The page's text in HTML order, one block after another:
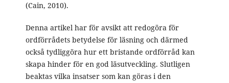
(Cain, 2010).
Denna artikel har för avsikt att redogöra för
ordförrådets betydelse för läsning och därmed
också tydliggöra hur ett bristande ordförråd kan
skapa hinder för en god läsutveckling. Slutligen
beaktas vilka insatser som kan göras i den